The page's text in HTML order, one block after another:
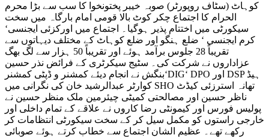
کوہاٹ (سٹاف روپورٹر) صوبہ خیبر پختونخوا کا سب سے بڑا محرم
الحرام کا اجتماع چکر کوٹ بالا قومی امام بارگاہ میں سخت
سیکورٹی میں اختتام پذیر ہوگیا۔ اجتماع میں اورکزئی ایجنسی‘
کرم ایجنسی ‘ ضلع ہنگو اور ضلع کوہاٹ کے مختلف دیہاتوں سے
تقریباً 28 جلوس برآمد ہوئے اور تقریباً 50 ہزار سے لگ بھگ
عزاداروں نے شرکت کی۔ سٹیج سیکرٹری کے فرائض نذر حسین
بنگش نے انجام دیئے کمشنر و ڈپٹی کمشنر‘DIG‘ DPO اور DSP ہیڈ
کوارٹر عبدالرشید خان کی نگرانی میں SHO تھانہ استرزئی کیڈٹ
ناظر حسین اور مصالحتی کمیٹی چیئرمین ملک منظر حسین نے
پولیس فورس اور کیمونٹی رضا کاروں نے علاقے کے تمام داخلی اور
خارجی راستوں کو مکمل سیل کر کے سخت سیکورٹی انتظامات کر
رکھے تھے۔ عظیم الشان اجتماع سے خطاب کرتے ہوئے صوبائی